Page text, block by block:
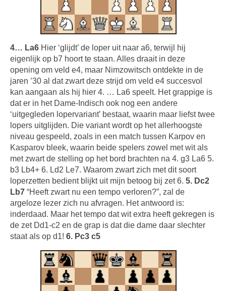
4… La6 Hier ‘glijdt’ de loper uit naar a6, terwijl hij
eigenlijk op b7 hoort te staan. Alles draait in deze
opening om veld e4, maar Nimzowitsch ontdekte in de
jaren ’30 al dat zwart deze strijd om veld e4 succesvol
kan aangaan als hij hier 4. … La6 speelt. Het grappige is
dat er in het Dame-Indisch ook nog een andere
‘uitgegleden lopervariant’ bestaat, waarin maar liefst twee
lopers uitglijden. Die variant wordt op het allerhoogste
niveau gespeeld, zoals in een match tussen Karpov en
Kasparov bleek, waarin beide spelers zowel met wit als
met zwart de stelling op het bord brachten na 4. g3 La6 5.
b3 Lb4+ 6. Ld2 Le7. Waarom zwart zich met dit soort
loperzetten bedient blijkt uit mijn betoog bij zet 6. 5. Dc2
Lb7 “Heeft zwart nu een tempo verloren?”, zal de
argeloze lezer zich nu afvragen. Het antwoord is:
inderdaad. Maar het tempo dat wit extra heeft gekregen is
de zet Dd1-c2 en de grap is dat die dame daar slechter
staat als op d1! 6. Pc3 c5